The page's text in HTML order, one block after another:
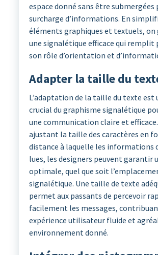
espace donné sans être submergées
surcharge d’informations. En
éléments graphiques et textuels,
une signalétique efficace qui
son rôle d’orientation et
Adapter la taille du
L’adaptation de la taille du texte est
crucial du graphisme signalétique
une communication claire et
ajustant la taille des caractères en
distance à laquelle les informations
lues, les designers peuvent garantir
optimale, quel que soit
signalétique. Une taille de texte
permet aux passants de percevoir
facilement les messages,
expérience utilisateur fluide et
environnement donné.